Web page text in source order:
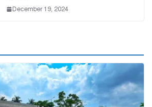
December 19, 2024